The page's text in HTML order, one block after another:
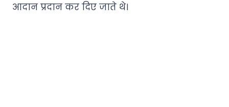
आदान प्रदान कर दिए जाते थे।